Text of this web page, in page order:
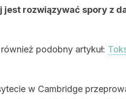
jest rozwiązywać spory z
podobny artykuł:
w Cambridge